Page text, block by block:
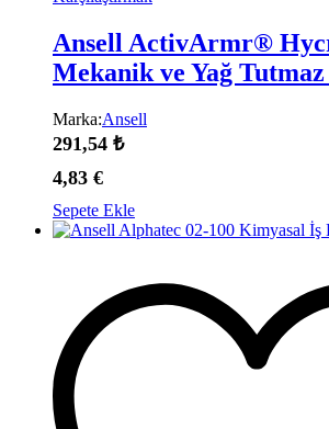
Ansell ActivArmr®
Mekanik ve Yağ
Marka:Ansell
291,54 ₺
4,83 €
Sepete Ekle